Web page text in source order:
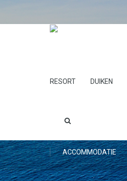
RESORT DUIKEN
ACCOMMODATIE